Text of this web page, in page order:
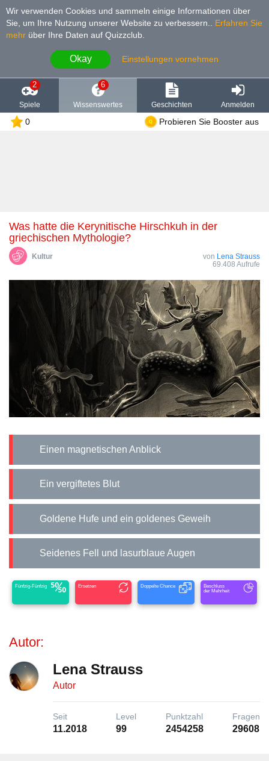
Wir verwenden Cookies und sammeln einige Informationen über
Sie, um Ihre Nutzung unserer Website zu verbessern.
Erfahren Sie
mehr über Ihre Daten auf Quizzclub.
Okay Einstellungen vornehmen
2
Spiele
6
Wissenswertes Geschichten Anmelden
0 Probieren Sie Booster aus
Was hatte die Kerynitische Hirschkuh in der
griechischen Mythologie?
Kultur von Lena Strauss
69.408 Aufrufe
Einen magnetischen Anblick
Ein vergiftetes Blut
Goldene Hufe und ein goldenes Geweih
Seidenes Fell und lasurblaue Augen
Fünfzig-Fünfzig Ersetzen Doppelte Chance
Beschluss
der Mehrheit
Autor:
Lena Strauss
Autor
Seit
11.2018
Level
99
Punktzahl
2454258
Fragen
29608